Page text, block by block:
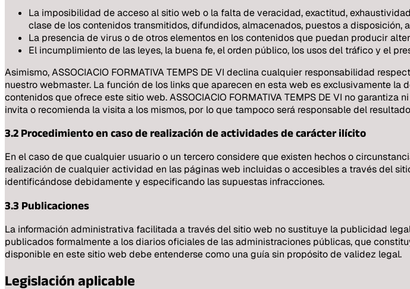
La imposibilidad de acceso al sitio web o la falta de veracidad, exactitud,
clase de los contenidos transmitidos, difundidos, almacenados, puestos a
La presencia de virus o de otros elementos en los contenidos que puedan producir
El incumplimiento de las leyes, la buena fe, el orden público, los usos del tráfico y el
Asimismo, ASSOCIACIO FORMATIVA TEMPS DE VI declina cualquier responsabilidad
nuestro webmaster. La función de los links que aparecen en esta web es exclusivamente
contenidos que ofrece este sitio web. ASSOCIACIO FORMATIVA TEMPS DE VI no
invita o recomienda la visita a los mismos, por lo que tampoco será responsable del
3.2 Procedimiento en caso de realización de actividades de carácter ilícito
En el caso de que cualquier usuario o un tercero considere que existen hechos o
realización de cualquier actividad en las páginas web incluidas o accesibles a través del
identificándose debidamente y especificando las supuestas infracciones.
3.3 Publicaciones
La información administrativa facilitada a través del sitio web no sustituye la publicidad
publicados formalmente a los diarios oficiales de las administraciones públicas, que
disponible en este sitio web debe entenderse como una guía sin propósito de validez legal.
Legislación aplicable